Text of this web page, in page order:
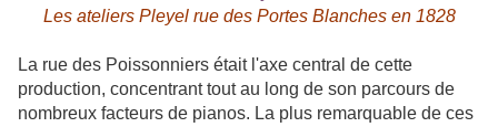
Les ateliers Pleyel rue des Portes Blanches en 1828
La rue des Poissonniers était l'axe central de cette
production, concentrant tout au long de son parcours de
nombreux facteurs de pianos. La plus remarquable de ces